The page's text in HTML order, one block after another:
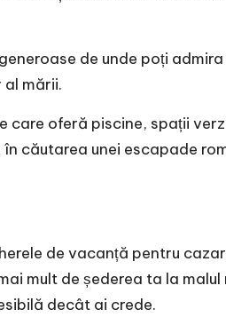
de unde poți
mării.
oferă piscine, spații
căutarea unei escapade
de vacanță pentru
mult de șederea ta la
decât ai crede.